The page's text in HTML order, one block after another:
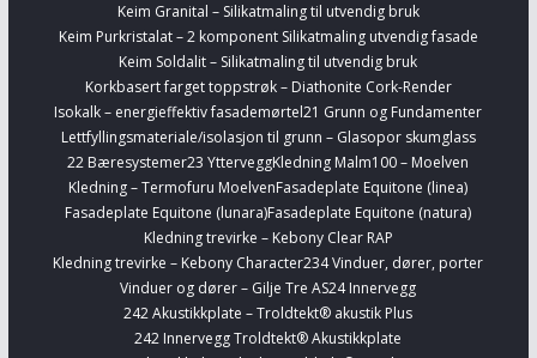
Keim Granital – Silikatmaling til utvendig bruk
Keim Purkristalat – 2 komponent Silikatmaling utvendig fasade
Keim Soldalit – Silikatmaling til utvendig bruk
Korkbasert farget toppstrøk – Diathonite Cork-Render
Isokalk – energieffektiv fasademørtel21 Grunn og Fundamenter
Lettfyllingsmateriale/isolasjon til grunn – Glasopor skumglass
22 Bæresystemer23 YtterveggKledning Malm100 – Moelven
Kledning – Termofuru MoelvenFasadeplate Equitone (linea)
Fasadeplate Equitone (lunara)Fasadeplate Equitone (natura)
Kledning trevirke – Kebony Clear RAP
Kledning trevirke – Kebony Character234 Vinduer, dører, porter
Vinduer og dører – Gilje Tre AS24 Innervegg
242 Akustikkplate – Troldtekt® akustik Plus
242 Innervegg Troldtekt® Akustikkplate